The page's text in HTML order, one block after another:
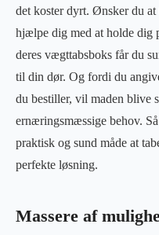
det koster dyrt. Ønsker du
hjælpe dig med at holde dig
deres vægttabsboks får du
til din dør. Og fordi du
du bestiller, vil maden blive
ernæringsmæssige behov.
praktisk og sund måde at
perfekte løsning.
Massere af